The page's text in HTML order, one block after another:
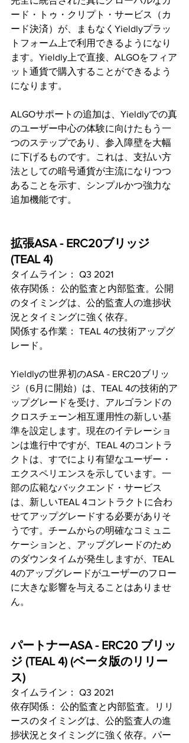
ード・トゥ・クリプト・サービス（カ
ード決済）が、まもなくYieldlyプラッ
トフォーム上で利用できるようになり
ます。Yieldly上で直接、ALGOをフィア
ット通貨で購入することができるよう
になります。
ALGOサポートの追加は、Yieldlyでの真
のユーザー中心の体験に向けたもう一
つのステップであり、参入障壁を大幅
に下げるものです。これは、支払い方
法としての暗号通貨が主流になりつつ
あることを示す、シンプルかつ強力な
追加機能です。
拡張ASA - ERC20ブリッジ
(TEAL 4)
タイムライン： Q3 2021
依存関係： 公的監査と内部監査。公開
のタイミングは、公的監査人の進捗状
況とタイミングに強く依存。
関係する作業： TEAL 4の技術アップグ
レード。
Yieldlyの世界初のASA - ERC20ブリッ
ジ（6月に開始）は、TEAL 4の技術的ア
ップグレードを受け、アルゴランドの
クロスチェーン相互運用性の新しい基
準を設定します。現在のイテレーショ
ンは進行中ですが、TEAL 4のコントラ
クトは、すでにより有望なユーザー・
エクスペリエンスを示しています。一
部の広範なバックエンド・サービス
は、新しいTEAL 4コントラクトに合わ
せてアップグレードする必要がありそ
うです。チームからの明確なコミュニ
ケーションと、アップグレードのため
のダウンタイムが発生しますが、TEAL
4のアップグレードがユーザーのフロー
に大きな影響を与えることはありませ
ん。
パートナーASA - ERC20 ブリッ
ジ (TEAL 4) (ベータ版のリリー
ス)
タイムライン： Q3 2021
依存関係： 公的監査と内部監査。リリ
ースのタイミングは、公的監査人の進
捗状況とタイミングに強く依存。パー